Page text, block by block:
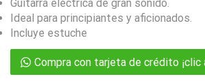
Guitarra eléctrica de gran sonido.
Ideal para principiantes y aficionados.
Incluye estuche
Compra con tarjeta de crédito ¡clic